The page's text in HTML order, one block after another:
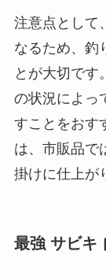
注意点として
なるため、釣
とが大切です
の状況によっ
すことをおす
は、市販品で
掛けに仕上が
最強 サビキ